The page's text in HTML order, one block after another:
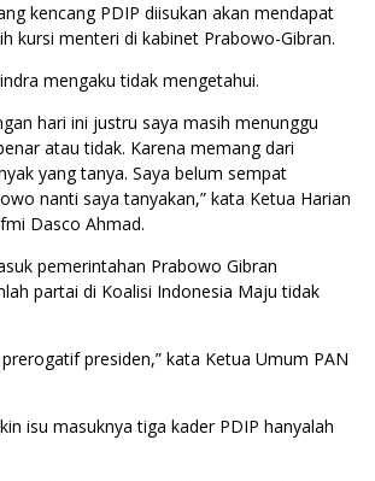
kencang PDIP diisukan akan mendapat
kursi menteri di kabinet Prabowo-Gibran.
mengaku tidak mengetahui.
hari ini justru saya masih menunggu
atau tidak. Karena memang dari
yang tanya. Saya belum sempat
nanti saya tanyakan,” kata Ketua Harian
Dasco Ahmad.
pemerintahan Prabowo Gibran
partai di Koalisi Indonesia Maju tidak
presiden,” kata Ketua Umum PAN
isu masuknya tiga kader PDIP hanyalah